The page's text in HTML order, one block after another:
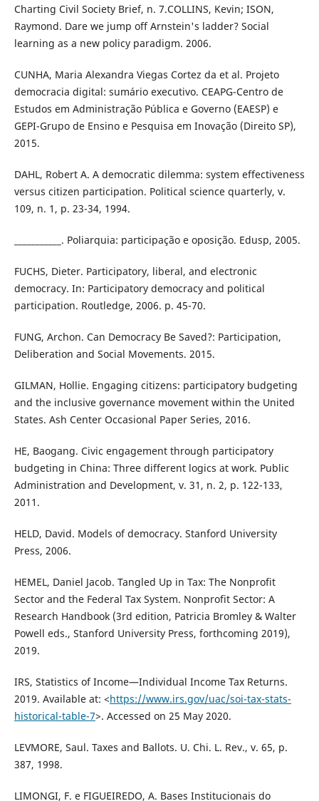
Charting Civil Society Brief, n. 7.COLLINS, Kevin; ISON,
Raymond. Dare we jump off Arnstein's ladder? Social
learning as a new policy paradigm. 2006.
CUNHA, Maria Alexandra Viegas Cortez da et al. Projeto
democracia digital: sumário executivo. CEAPG-Centro de
Estudos em Administração Pública e Governo (EAESP) e
GEPI-Grupo de Ensino e Pesquisa em Inovação (Direito SP),
2015.
DAHL, Robert A. A democratic dilemma: system effectiveness
versus citizen participation. Political science quarterly, v.
109, n. 1, p. 23-34, 1994.
___________. Poliarquia: participação e oposição. Edusp, 2005.
FUCHS, Dieter. Participatory, liberal, and electronic
democracy. In: Participatory democracy and political
participation. Routledge, 2006. p. 45-70.
FUNG, Archon. Can Democracy Be Saved?: Participation,
Deliberation and Social Movements. 2015.
GILMAN, Hollie. Engaging citizens: participatory budgeting
and the inclusive governance movement within the United
States. Ash Center Occasional Paper Series, 2016.
HE, Baogang. Civic engagement through participatory
budgeting in China: Three different logics at work. Public
Administration and Development, v. 31, n. 2, p. 122-133,
2011.
HELD, David. Models of democracy. Stanford University
Press, 2006.
HEMEL, Daniel Jacob. Tangled Up in Tax: The Nonprofit
Sector and the Federal Tax System. Nonprofit Sector: A
Research Handbook (3rd edition, Patricia Bromley & Walter
Powell eds., Stanford University Press, forthcoming 2019),
2019.
IRS, Statistics of Income—Individual Income Tax Returns.
2019. Available at: <https://www.irs.gov/uac/soi-tax-stats-
historical-table-7>. Accessed on 25 May 2020.
LEVMORE, Saul. Taxes and Ballots. U. Chi. L. Rev., v. 65, p.
387, 1998.
LIMONGI, F. e FIGUEIREDO, A. Bases Institucionais do